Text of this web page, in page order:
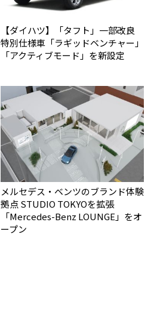
【ダイハツ】「タフト」一部改良
特別仕様車「ラギッドベンチャー」
「アクティブモード」を新設定
メルセデス・ベンツのブランド体験
拠点 STUDIO TOKYOを拡張
「Mercedes-Benz LOUNGE」をオ
ープン